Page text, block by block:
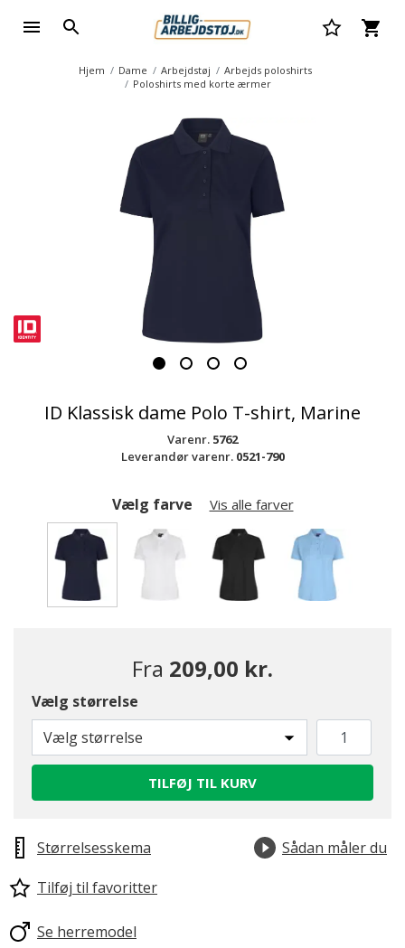
Hjem Dame Arbejdstøj
Arbejds poloshirts
Poloshirts med korte ærmer
ID Klassisk dame Polo T-shirt, Marine
Varenr. 5762
Leverandør varenr. 0521-790
Vælg farve Vis alle farver
Fra 209,00 kr.
Vælg størrelse
Vælg størrelse
TILFØJ TIL KURV
Størrelsesskema
Sådan måler du
Tilføj til favoritter
Se herremodel